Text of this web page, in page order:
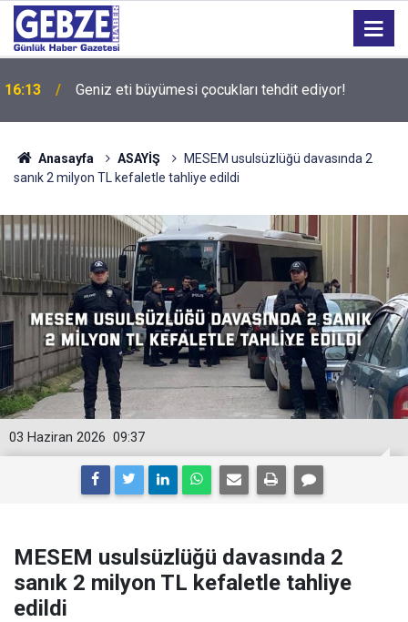
16:13 Geniz eti büyümesi çocukları tehdit ediyor!
Anasayfa ASAYİŞ
MESEM usulsüzlüğü davasında 2
sanık 2 milyon TL kefaletle tahliye edildi
09:37
03 Haziran 2026
MESEM usulsüzlüğü davasında 2
sanık 2 milyon TL kefaletle tahliye
edildi